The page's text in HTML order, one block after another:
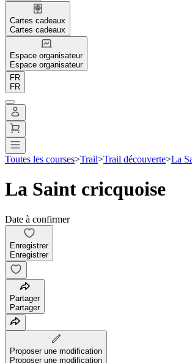
Cartes cadeaux
Cartes cadeaux
Espace organisateur
Espace organisateur
FR
FR
Toutes les courses>Trail>Trail découverte>La
La Saint cricquoise
Date à confirmer
Enregistrer
Enregistrer
Partager
Partager
Proposer une modification
Proposer une modification